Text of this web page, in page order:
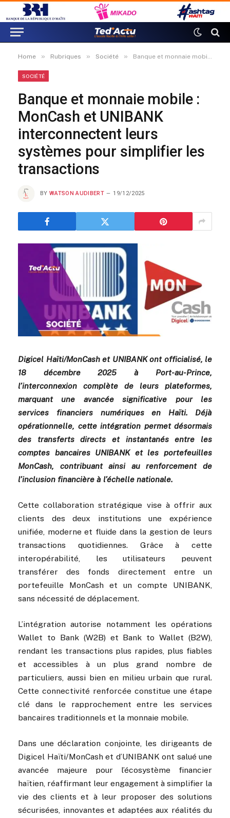
Home » Rubriques » Société » Banque et monnaie mobile : MonCash et UNIBANK interconnectent leurs systèmes pour simplifier les transactions
SOCIÉTÉ
Banque et monnaie mobile :
MonCash et UNIBANK
interconnectent leurs
systèmes pour simplifier les
transactions
BY WATSON AUDIBERT 19/12/2025
Digicel Haïti/MonCash et UNIBANK ont officialisé, le
18 décembre 2025 à Port-au-Prince,
l’interconnexion complète de leurs plateformes,
marquant une avancée significative pour les
services financiers numériques en Haïti. Déjà
opérationnelle, cette intégration permet désormais
des transferts directs et instantanés entre les
comptes bancaires UNIBANK et les portefeuilles
MonCash, contribuant ainsi au renforcement de
l’inclusion financière à l’échelle nationale.
Cette collaboration stratégique vise à offrir aux
clients des deux institutions une expérience
unifiée, moderne et fluide dans la gestion de leurs
transactions quotidiennes. Grâce à cette
interopérabilité, les utilisateurs peuvent
transférer des fonds directement entre un
portefeuille MonCash et un compte UNIBANK,
sans nécessité de déplacement.
L’intégration autorise notamment les opérations
Wallet to Bank (W2B) et Bank to Wallet (B2W),
rendant les transactions plus rapides, plus fiables
et accessibles à un plus grand nombre de
particuliers, aussi bien en milieu urbain que rural.
Cette connectivité renforcée constitue une étape
clé dans le rapprochement entre les services
bancaires traditionnels et la monnaie mobile.
Dans une déclaration conjointe, les dirigeants de
Digicel Haïti/MonCash et d’UNIBANK ont salué une
avancée majeure pour l’écosystème financier
haïtien, réaffirmant leur engagement à simplifier la
vie des clients et à leur proposer des solutions
sécurisées, innovantes et adaptées aux réalités du